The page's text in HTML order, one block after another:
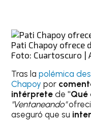
Pati Chapoy ofrece
Foto: Cuartoscuro |
Tras lapolémica
Chapoy por
intérpretede"Qué
"Ventaneando"
aseguró que su